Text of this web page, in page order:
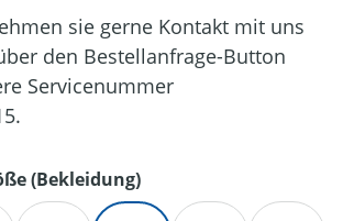
sie gerne Kontakt mit uns
den Bestellanfrage-Button
Servicenummer
(Bekleidung)auswählen